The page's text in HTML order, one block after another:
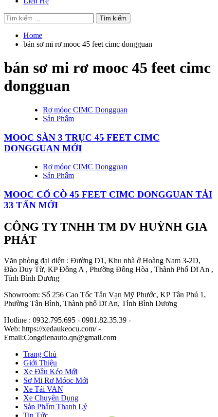
Tìm
kiếm
cho:
Home
bán sơ mi rơ mooc 45 feet cimc dongguan
bán sơ mi rơ mooc 45 feet cimc
dongguan
Rơ móoc CIMC Dongguan
Sản Phẩm
MOOC SÀN 3 TRỤC 45 FEET CIMC
DONGGUAN MỚI
Rơ móoc CIMC Dongguan
Sản Phẩm
MOOC CỔ CÒ 45 FEET CIMC DONGGUAN TẢI
33 TẤN MỚI
CÔNG TY TNHH TM DV HUỲNH GIA
PHÁT
Văn phòng đại diện : Đường D1, Khu nhà ở Hoàng Nam 3-2D,
Đào Duy Từ, KP Đông A , Phường Đông Hòa , Thành Phố Dĩ An ,
Tỉnh Bình Dương
Showroom: Số 256 Cao Tốc Tân Vạn Mỹ Phước, KP Tân Phú 1,
Phường Tân Bình, Thành phố Dĩ An, Tỉnh Bình Dương
Hotline : 0932.795.695 - 0981.82.35.39 -
Web: https://xedaukeocu.com/ -
Email:Congdienauto.qn@gmail.com
Trang Chủ
Giới Thiệu
Xe Đầu Kéo Mới
Sơ Mi Rơ Móoc Mới
Xe Tải VAN
Xe Chuyên Dụng
Sản Phẩm Thanh Lý
Tin Tức